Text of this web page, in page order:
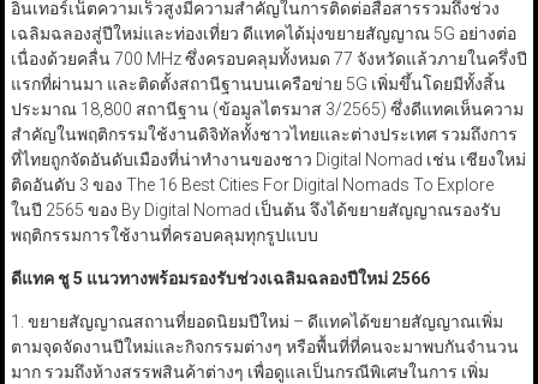
อินเทอร์เน็ตความเร็วสูงมีความสำคัญในการติดต่อสื่อสารรวมถึงช่วง
เฉลิมฉลองสู่ปีใหม่และท่องเที่ยว ดีแทคได้มุ่งขยายสัญญาณ 5G อย่างต่อ
เนื่องด้วยคลื่น 700 MHz ซึ่งครอบคลุมทั้งหมด 77 จังหวัดแล้วภายในครึ่งปี
แรกที่ผ่านมา และติดตั้งสถานีฐานบนเครือข่าย 5G เพิ่มขึ้นโดยมีทั้งสิ้น
ประมาณ 18,800 สถานีฐาน (ข้อมูลไตรมาส 3/2565) ซึ่งดีแทคเห็นความ
สำคัญในพฤติกรรมใช้งานดิจิทัลทั้งชาวไทยและต่างประเทศ รวมถึงการ
ที่ไทยถูกจัดอันดับเมืองที่น่าทำงานของชาว Digital Nomad เช่น เชียงใหม่
ติดอันดับ 3 ของ The 16 Best Cities For Digital Nomads To Explore
ในปี 2565 ของ By Digital Nomad เป็นต้น จึงได้ขยายสัญญาณรองรับ
พฤติกรรมการใช้งานที่ครอบคลุมทุกรูปแบบ
ดีแทค ชู 5 แนวทางพร้อมรองรับช่วงเฉลิมฉลองปีใหม่ 2566
1. ขยายสัญญาณสถานที่ยอดนิยมปีใหม่ – ดีแทคได้ขยายสัญญาณเพิ่ม
ตามจุดจัดงานปีใหม่และกิจกรรมต่างๆ หรือพื้นที่ที่คนจะมาพบกันจำนวน
มาก รวมถึงห้างสรรพสินค้าต่างๆ เพื่อดูแลเป็นกรณีพิเศษในการ เพิ่ม